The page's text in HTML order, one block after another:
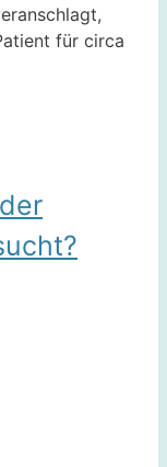
für circa